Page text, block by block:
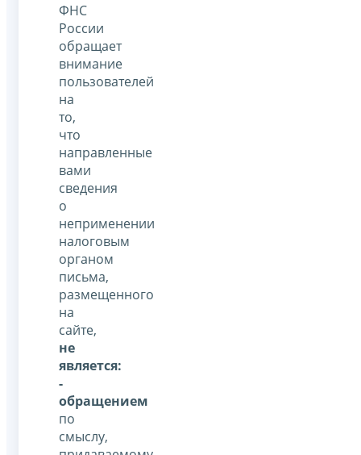
ФНС
России
обращает
внимание
пользователей
на
то,
что
направленные
вами
сведения
о
неприменении
налоговым
органом
письма,
размещенного
на
сайте,
не
является:
-
обращением
по
смыслу,